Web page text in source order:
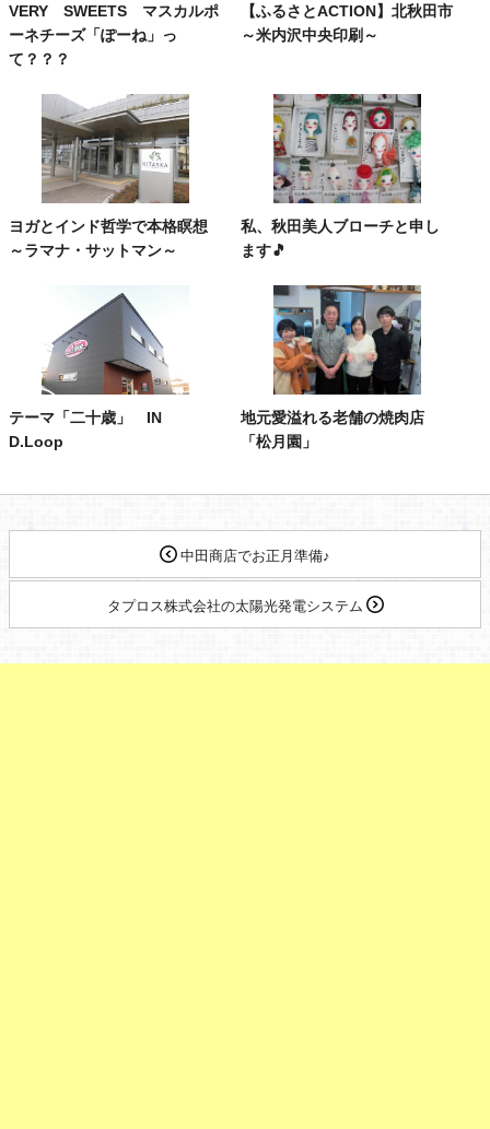
VERY SWEETS マスカルポ
ーネチーズ「ぽーね」っ
て？？？
【ふるさとACTION】北秋田市
～米内沢中央印刷～
ヨガとインド哲学で本格瞑想
～ラマナ・サットマン～
私、秋田美人ブローチと申し
ます🎵
テーマ「二十歳」 IN
D.Loop
地元愛溢れる老舗の焼肉店
「松月園」
中田商店でお正月準備♪
タプロス株式会社の太陽光発電システム